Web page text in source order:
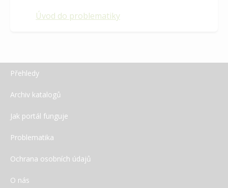
Úvod do problematiky
Přehledy
Archiv katalogů
Jak portál funguje
Problematika
Ochrana osobních údajů
O nás